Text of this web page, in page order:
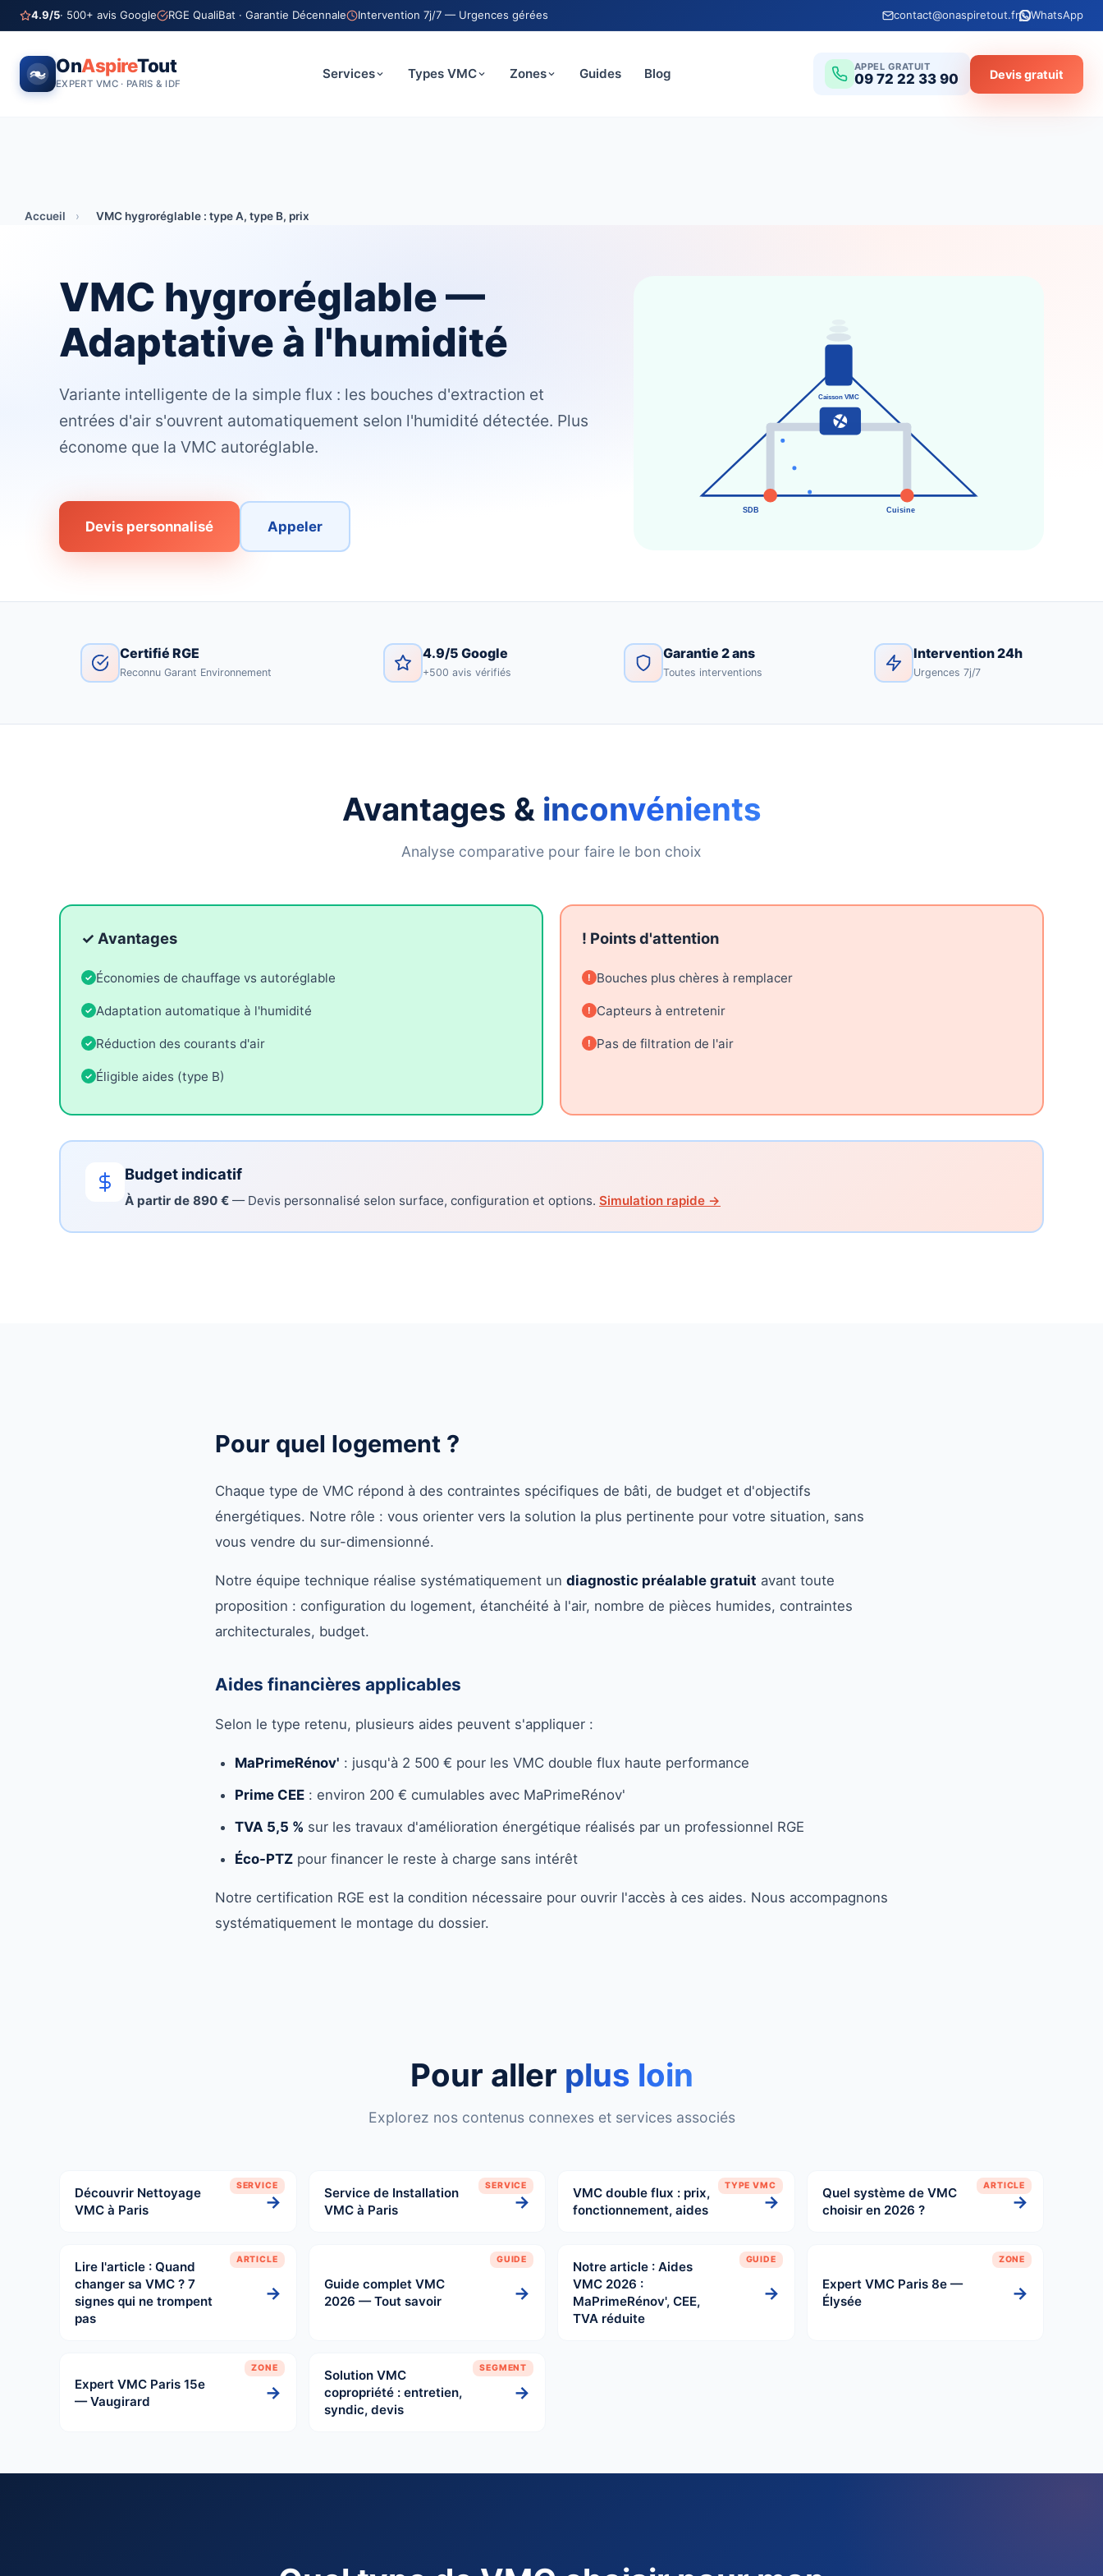
4.9/5· 500+ avis Google RGE QualiBat · Garantie Décennale Intervention 7j/7 — Urgences gérées contact@onaspiretout.fr WhatsApp
OnAspireTout
EXPERT VMC · PARIS & IDF
Services Types VMC Zones Guides Blog APPEL GRATUIT
09 72 22 33 90 Devis gratuit
Accueil › VMC hygroréglable : type A, type B, prix
VMC hygroréglable —
Adaptative à l'humidité
Variante intelligente de la simple flux : les bouches d'extraction et
entrées d'air s'ouvrent automatiquement selon l'humidité détectée. Plus
économe que la VMC autoréglable.
Devis personnalisé Appeler
SDB Cuisine
Caisson VMC
Certifié RGE
Reconnu Garant Environnement
4.9/5 Google
+500 avis vérifiés
Garantie 2 ans
Toutes interventions
Intervention 24h
Urgences 7j/7
Avantages & inconvénients
Analyse comparative pour faire le bon choix
✓ Avantages
Économies de chauffage vs autoréglable
Adaptation automatique à l'humidité
Réduction des courants d'air
Éligible aides (type B)
! Points d'attention
Bouches plus chères à remplacer
Capteurs à entretenir
Pas de filtration de l'air
Budget indicatif
À partir de 890 € — Devis personnalisé selon surface, configuration et options. Simulation rapide →
Pour quel logement ?
Chaque type de VMC répond à des contraintes spécifiques de bâti, de budget et d'objectifs
énergétiques. Notre rôle : vous orienter vers la solution la plus pertinente pour votre situation, sans
vous vendre du sur-dimensionné.
Notre équipe technique réalise systématiquement un diagnostic préalable gratuit avant toute
proposition : configuration du logement, étanchéité à l'air, nombre de pièces humides, contraintes
architecturales, budget.
Aides financières applicables
Selon le type retenu, plusieurs aides peuvent s'appliquer :
MaPrimeRénov' : jusqu'à 2 500 € pour les VMC double flux haute performance
Prime CEE : environ 200 € cumulables avec MaPrimeRénov'
TVA 5,5 % sur les travaux d'amélioration énergétique réalisés par un professionnel RGE
Éco-PTZ pour financer le reste à charge sans intérêt
Notre certification RGE est la condition nécessaire pour ouvrir l'accès à ces aides. Nous accompagnons
systématiquement le montage du dossier.
Pour aller plus loin
Explorez nos contenus connexes et services associés
SERVICE
Découvrir Nettoyage
VMC à Paris
→
SERVICE
Service de Installation
VMC à Paris
→
TYPE VMC
VMC double flux : prix,
fonctionnement, aides
→
ARTICLE
Quel système de VMC
choisir en 2026 ?
→
ARTICLE
Lire l'article : Quand
changer sa VMC ? 7
signes qui ne trompent
pas
→
GUIDE
Guide complet VMC
2026 — Tout savoir
→
GUIDE
Notre article : Aides
VMC 2026 :
MaPrimeRénov', CEE,
TVA réduite
→
ZONE
Expert VMC Paris 8e —
Élysée
→
ZONE
Expert VMC Paris 15e
— Vaugirard
→
SEGMENT
Solution VMC
copropriété : entretien,
syndic, devis
→